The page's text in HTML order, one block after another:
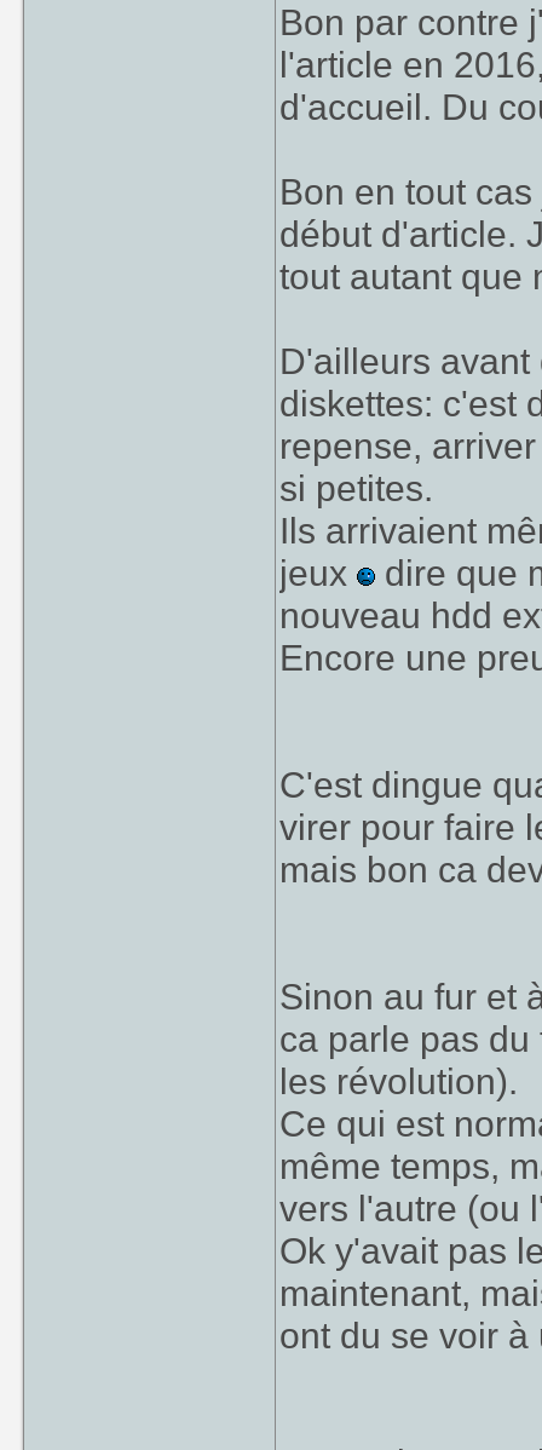
Bon par contre
l'article en
d'accueil. Du
Bon en tout
début d'article.
tout autant que
D'ailleurs
diskettes: c'est
repense,
si petites.
Ils arrivaient
jeux
dire que
nouveau hdd
Encore une
C'est dingue
virer pour faire
mais bon ca
Sinon au fur et
ca parle pas
les révolution).
Ce qui est
même temps,
vers l'autre (ou
Ok y'avait pas
maintenant,
ont du se voir